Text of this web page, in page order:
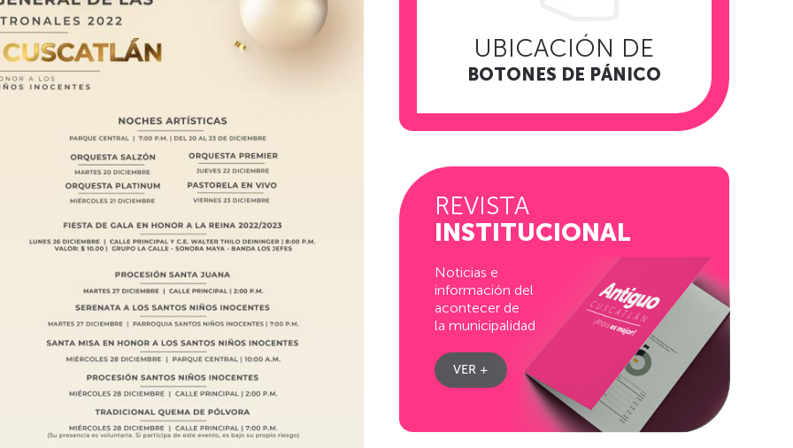
UBICACIÓN DE
BOTONES DE PÁNICO
REVISTA
INSTITUCIONAL
Noticias e
información del
acontecer de
la municipalidad
VER +